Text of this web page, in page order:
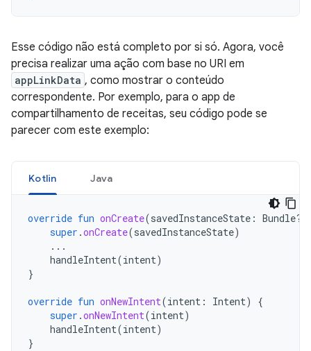
Esse código não está completo por si só. Agora, você
precisa realizar uma ação com base no URI em
appLinkData , como mostrar o conteúdo
correspondente. Por exemplo, para o app de
compartilhamento de receitas, seu código pode se
parecer com este exemplo:
Kotlin Java
override fun onCreate(savedInstanceState : Bundle?)
super .onCreate(savedInstanceState)
...
handleIntent(intent)
}
override fun onNewIntent(intent : Intent)
{
super .onNewIntent(intent)
handleIntent(intent)
}